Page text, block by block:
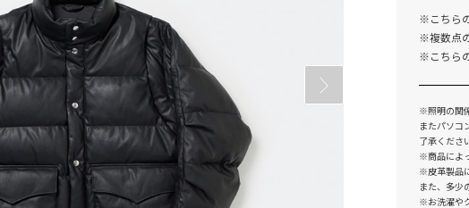
※こちら
※複数点
※こちら
※照明の関
またパソコ
了承くださ
※商品によ
※皮革製品
また、多少
※お洗濯や